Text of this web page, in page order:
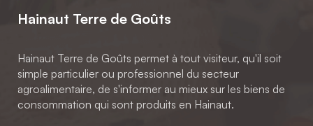
Hainaut Terre de Goûts
Hainaut Terre de Goûts permet à tout visiteur, qu'il soit
simple particulier ou professionnel du secteur
agroalimentaire, de s'informer au mieux sur les biens de
consommation qui sont produits en Hainaut.